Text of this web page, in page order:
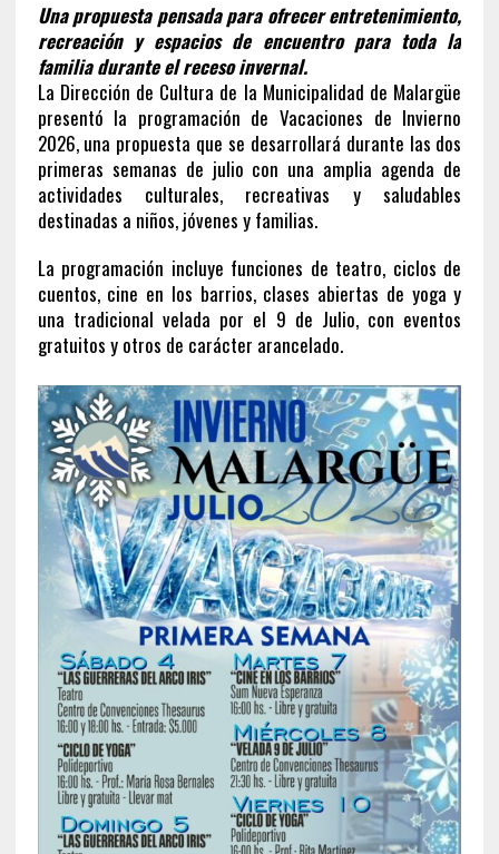
Una propuesta pensada para ofrecer entretenimiento,
recreación y espacios de encuentro para toda la
familia durante el receso invernal.
La Dirección de Cultura de la Municipalidad de Malargüe
presentó la programación de Vacaciones de Invierno
2026, una propuesta que se desarrollará durante las dos
primeras semanas de julio con una amplia agenda de
actividades culturales, recreativas y saludables
destinadas a niños, jóvenes y familias.
La programación incluye funciones de teatro, ciclos de
cuentos, cine en los barrios, clases abiertas de yoga y
una tradicional velada por el 9 de Julio, con eventos
gratuitos y otros de carácter arancelado.